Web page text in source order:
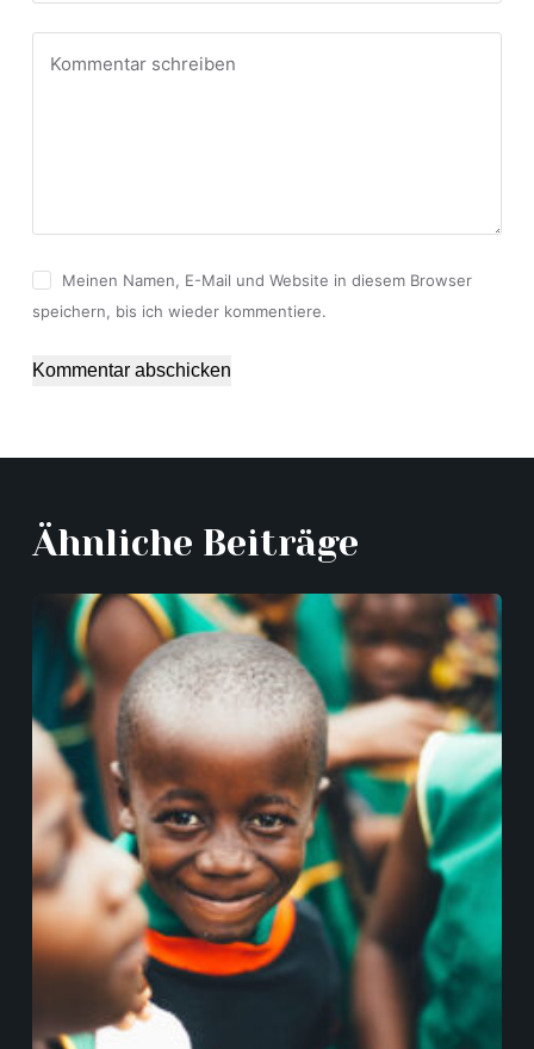
Kommentar schreiben
Meinen Namen, E-Mail und Website in diesem Browser
speichern, bis ich wieder kommentiere.
Kommentar abschicken
Ähnliche Beiträge